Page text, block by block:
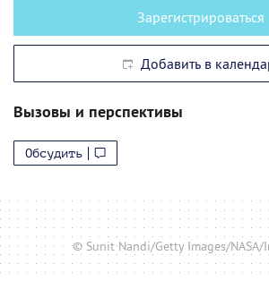
Зарегистрироваться
Добавить в
Вызовы и перспективы
Обсудить
© Sunit Nandi/Getty Images/NASA/